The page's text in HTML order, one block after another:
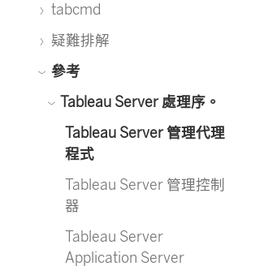
tabcmd
疑難排解
參考
Tableau Server 處理序。
Tableau Server 管理代理
程式
Tableau Server 管理控制
器
Tableau Server
Application Server